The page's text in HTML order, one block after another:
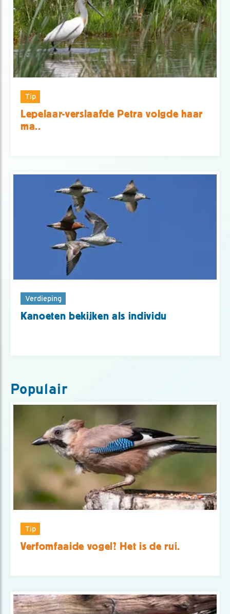
Tip
Lepelaar-verslaafde Petra volgde haar
ma..
Verdieping
Kanoeten bekijken als individu
Populair
Tip
Verfomfaaide vogel? Het is de rui.